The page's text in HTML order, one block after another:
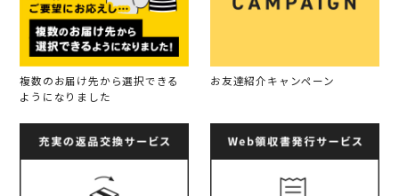
複数のお届け先から選択できる
ようになりました
お友達紹介キャンペーン